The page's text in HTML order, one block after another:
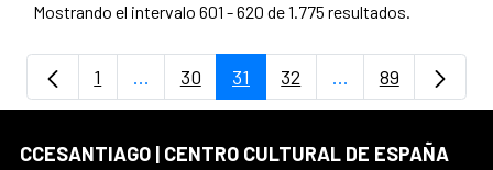
Mostrando el intervalo 601 - 620 de 1.775 resultados.
Página
1 ...Páginas intermedias Use TAB para
Página
30 Página
31 Página
32 ...PáginasPágina
89
CCESANTIAGO | CENTRO CULTURAL DE ESPAÑA